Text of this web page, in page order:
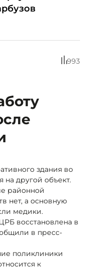
993
здания во
на другой объект.
районной
нет, а основную
медики.
восстановлена в
в пресс-
поликлиники
к